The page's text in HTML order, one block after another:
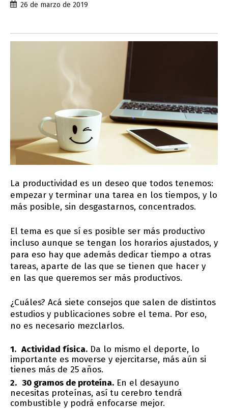
26 de marzo de 2019
La productividad es un deseo que todos tenemos:
empezar y terminar una tarea en los tiempos, y lo
más posible, sin desgastarnos, concentrados.
El tema es que sí es posible ser más productivo
incluso aunque se tengan los horarios ajustados, y
para eso hay que además dedicar tiempo a otras
tareas, aparte de las que se tienen que hacer y
en las que queremos ser más productivos.
¿Cuáles? Acá siete consejos que salen de distintos
estudios y publicaciones sobre el tema. Por eso,
no es necesario mezclarlos.
Actividad física. Da lo mismo el deporte, lo
importante es moverse y ejercitarse, más aún si
tienes más de 25 años.
30 gramos de proteína. En el desayuno
necesitas proteínas, así tu cerebro tendrá
combustible y podrá enfocarse mejor.